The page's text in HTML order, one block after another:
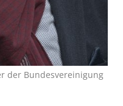
der Bundesvereinigung